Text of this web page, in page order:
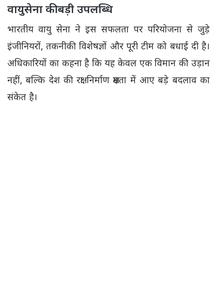
वायुसेना की बड़ी उपलब्धि
भारतीय वायु सेना ने इस सफलता पर परियोजना से जुड़े
इंजीनियरों, तकनीकी विशेषज्ञों और पूरी टीम को बधाई दी है।
अधिकारियों का कहना है कि यह केवल एक विमान की उड़ान
नहीं, बल्कि देश की रक्षा निर्माण क्षमता में आए बड़े बदलाव का
संकेत है।